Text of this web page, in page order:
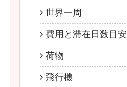
世界一周
費用と滞在日数目安
荷物
飛行機